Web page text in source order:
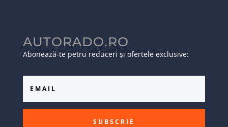
AUTORADO.RO
Abonează-te petru reduceri și ofertele exclusive:
SUBSCRIE